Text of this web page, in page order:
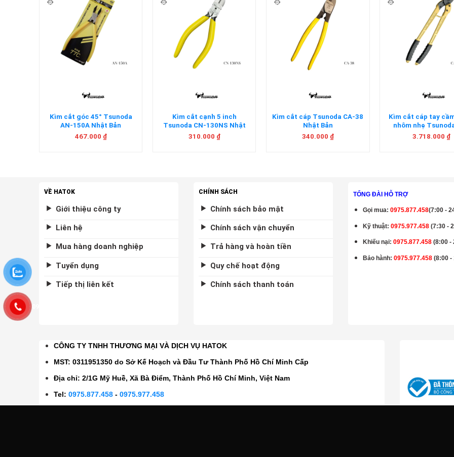
Kìm cắt góc 45° Tsunoda
AN-150A Nhật Bản
467.000 ₫
Kìm cắt cạnh 5 inch
Tsunoda CN-130NS Nhật
Bản
310.000 ₫
Kìm cắt cáp Tsunoda CA-38
Nhật Bản
340.000 ₫
Kìm cắt cáp tay
nhôm nhẹ
600AL Nhật
3.718.000 ₫
VỀ HATOK
Giới thiệu công ty
Liên hệ
Mua hàng doanh nghiệp
Tuyển dụng
Tiếp thị liên kết
CHÍNH SÁCH
Chính sách bảo mật
Chính sách vận chuyển
Trả hàng và hoàn tiền
Quy chế hoạt động
Chính sách thanh toán
TỔNG ĐÀI HỖ TRỢ
Gọi mua:0975.877.458(7:00 -
Kỹ thuật:0975.977.458 (7:30 -
Khiếu nại: 0975.877.458 (8:00 -
Bảo hành:0975.977.458 (8:00 -
CÔNG TY TNHH THƯƠNG MẠI VÀ DỊCH VỤ HATOK
MST: 0311951350 do Sở Kế Hoạch và Đầu Tư Thành Phố Hồ Chí Minh Cấp
Địa chỉ: 2/1G Mỹ Huề, Xã Bà Điểm, Thành Phố Hồ Chí Minh, Việt Nam
Tel:0975.877.458 -0975.977.458